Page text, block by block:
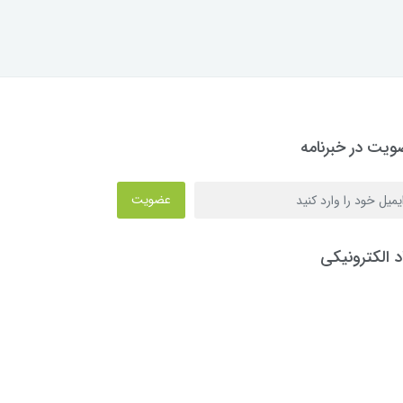
در خبرنامه
عضویت
الکترونیکی